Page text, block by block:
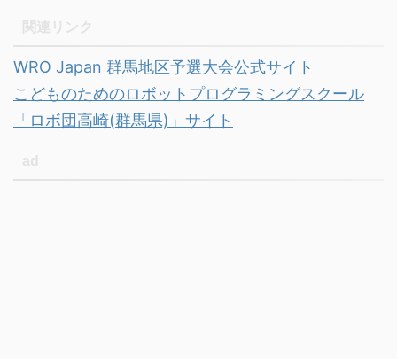
WRO Japan 群馬地区予選大会公式サイト
こどものためのロボットプログラミングスクール
「ロボ団高崎(群馬県)」サイト